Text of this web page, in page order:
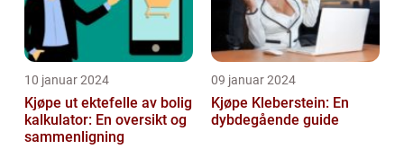
10 januar 2024
Kjøpe ut ektefelle av bolig
kalkulator: En oversikt og
sammenligning
09 januar 2024
Kjøpe Kleberstein: En
dybdegående guide